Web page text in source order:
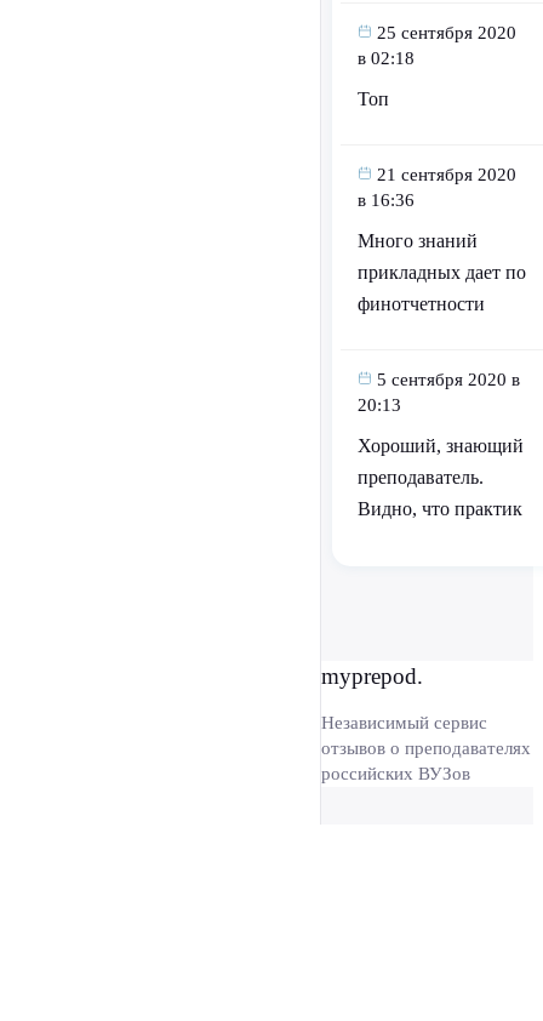
25 сентября 2020
в 02:18
Топ
21 сентября 2020
в 16:36
Много знаний
прикладных дает по
финотчетности
5 сентября 2020 в
20:13
Хороший, знающий
преподаватель.
Видно, что практик
myprepod.
Независимый сервис
отзывов о преподавателях
российских ВУЗов